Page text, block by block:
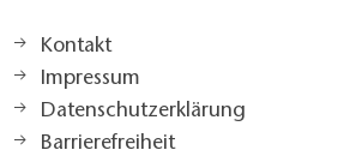
Kontakt
Impressum
Datenschutzerklärung
Barrierefreiheit